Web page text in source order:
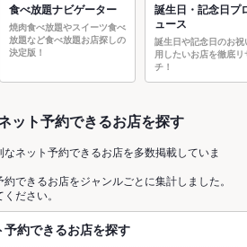
食べ放題ナビゲーター
焼肉食べ放題やスイーツ食べ
放題など食べ放題お店探しの
決定版！
誕生日・記念日プ
ュース
誕生日や記念日のお祝
用したいお店を徹底リ
チ！
ット予約できるお店を探す
ネット予約できるお店を多数掲載していま
できるお店をジャンルごとに集計しました。
ださい。
約できるお店を探す